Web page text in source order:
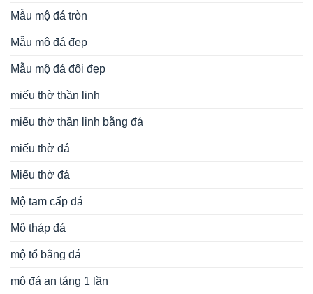
Mẫu mộ đá tròn
Mẫu mộ đá đẹp
Mẫu mộ đá đôi đẹp
miếu thờ thần linh
miếu thờ thần linh bằng đá
miếu thờ đá
Miếu thờ đá
Mộ tam cấp đá
Mộ tháp đá
mộ tổ bằng đá
mộ đá an táng 1 lần